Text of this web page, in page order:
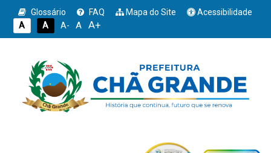
Glossário FAQ Mapa do Site
Acessibilidade
A
A A- A A+